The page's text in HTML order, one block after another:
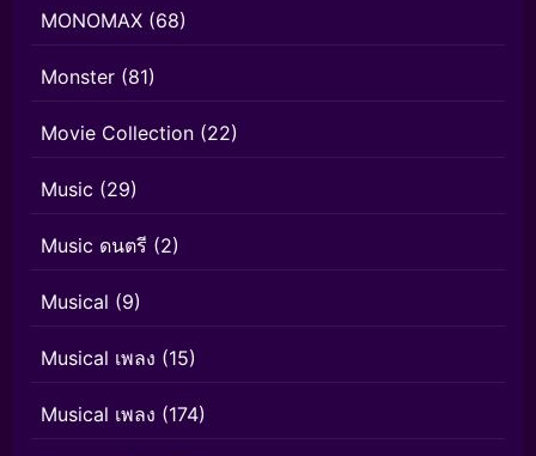
MONOMAX (68)
Monster (81)
Movie Collection (22)
Music (29)
Music ดนตรี (2)
Musical (9)
Musical เพลง (15)
Musical เพลง (174)